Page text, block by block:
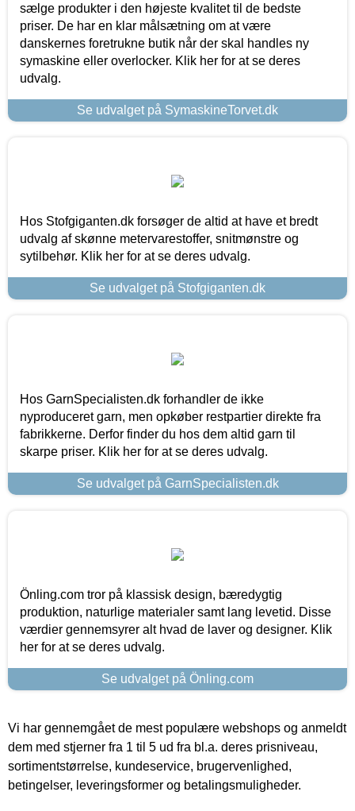
sælge produkter i den højeste kvalitet til de bedste
priser. De har en klar målsætning om at være
danskernes foretrukne butik når der skal handles ny
symaskine eller overlocker. Klik her for at se deres
udvalg.
Se udvalget på SymaskineTorvet.dk
Hos Stofgiganten.dk forsøger de altid at have et bredt
udvalg af skønne metervarestoffer, snitmønstre og
sytilbehør. Klik her for at se deres udvalg.
Se udvalget på Stofgiganten.dk
Hos GarnSpecialisten.dk forhandler de ikke
nyproduceret garn, men opkøber restpartier direkte fra
fabrikkerne. Derfor finder du hos dem altid garn til
skarpe priser. Klik her for at se deres udvalg.
Se udvalget på GarnSpecialisten.dk
Önling.com tror på klassisk design, bæredygtig
produktion, naturlige materialer samt lang levetid. Disse
værdier gennemsyrer alt hvad de laver og designer. Klik
her for at se deres udvalg.
Se udvalget på Önling.com
Vi har gennemgået de mest populære webshops og anmeldt
dem med stjerner fra 1 til 5 ud fra bl.a. deres prisniveau,
sortimentstørrelse, kundeservice, brugervenlighed,
betingelser, leveringsformer og betalingsmuligheder.